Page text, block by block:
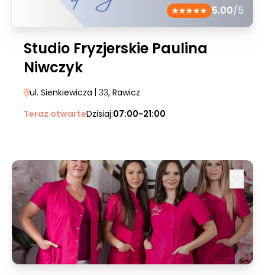
5.00/5
Studio Fryzjerskie Paulina
Niwczyk
ul. Sienkiewicza | 33, Rawicz
Teraz otwarteDzisiaj:07:00-21:00